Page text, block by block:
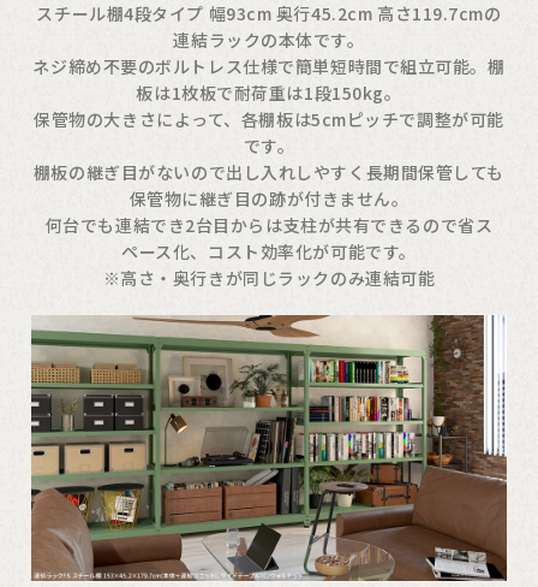
スチール棚4段タイプ 幅93cm 奥行45.2cm 高さ119.7cmの
連結ラックの本体です。
ネジ締め不要のボルトレス仕様で簡単短時間で組立可能。棚
板は1枚板で耐荷重は1段150kg。
保管物の大きさによって、各棚板は5cmピッチで調整が可能
です。
棚板の継ぎ目がないので出し入れしやすく長期間保管しても
保管物に継ぎ目の跡が付きません。
何台でも連結でき2台目からは支柱が共有できるので省ス
ペース化、コスト効率化が可能です。
※高さ・奥行きが同じラックのみ連結可能